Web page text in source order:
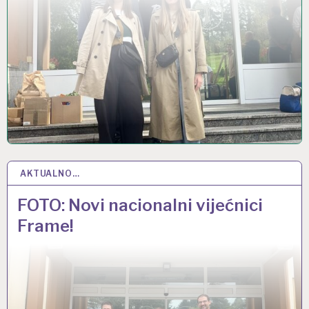
AKTUALNO…
FOTO: Novi nacionalni vijećnici
Frame!
13 LIS 2022